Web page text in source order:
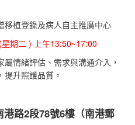
移植登錄及病人自主推廣中心
二 ) 上午13:50~17:00
情緒評估、需求與溝通介入，
升照護品質。
港路2段78號6樓（南港郵